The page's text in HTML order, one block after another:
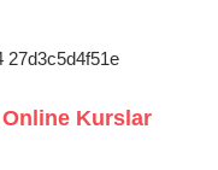
Online Kurslar